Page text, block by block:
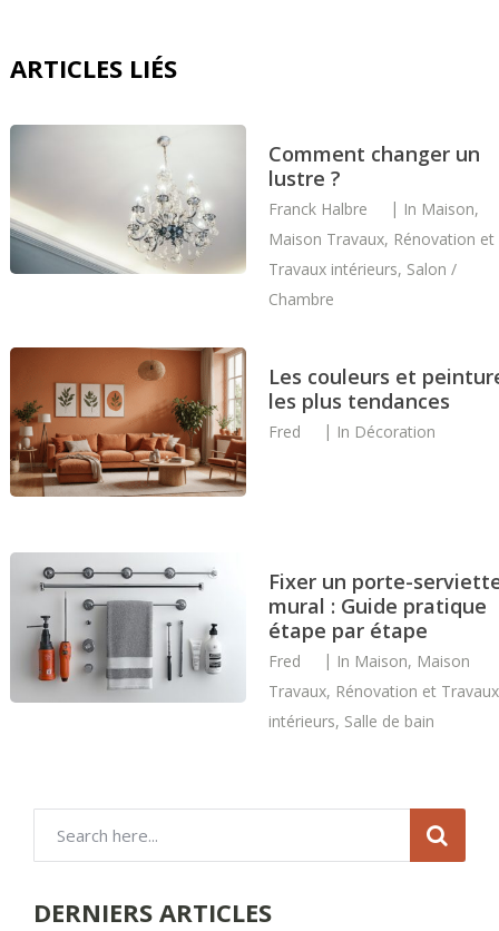
ARTICLES LIÉS
Comment changer un
lustre ?
Franck Halbre In Maison,
Maison Travaux, Rénovation et
Travaux intérieurs, Salon /
Chambre
Les couleurs et
les plus tendances
Fred In Décoration
Fixer un porte-
mural : Guide pratique
étape par étape
Fred In Maison, Maison
Travaux, Rénovation et Travaux
intérieurs, Salle de bain
DERNIERS ARTICLES